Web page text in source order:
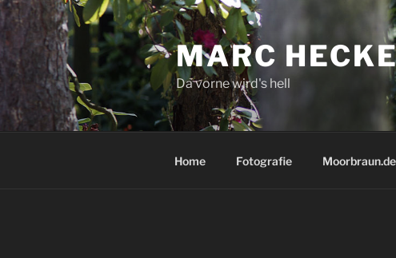
Zum
Inhalt
springen
MARC
Da vorne wird's hell
Home Fotografie Moorbraun.de